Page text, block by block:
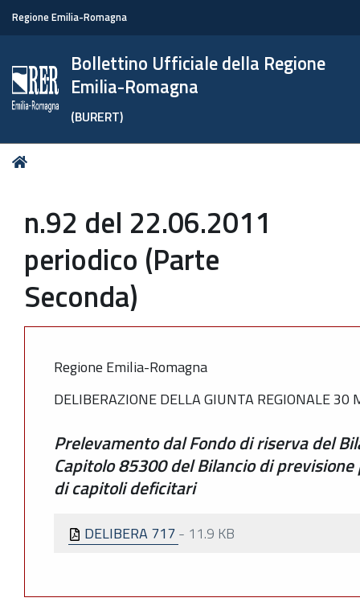
Regione Emilia-Romagna
Bollettino Ufficiale della Regione
Emilia-Romagna
(BURERT)
Tu
n.92 del 22.06.2011
periodico (Parte
Seconda)
Regione Emilia-Romagna
DELIBERAZIONE DELLA GIUNTA REGIONALE 30
Prelevamento dal Fondo di riserva del
Capitolo 85300 del Bilancio di
di capitoli deficitari
DELIBERA 717- 11.9 KB